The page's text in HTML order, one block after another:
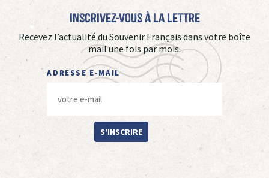
Inscrivez-vous à La Lettre
Recevez l’actualité du Souvenir Français dans votre boîte
mail une fois par mois.
ADRESSE E-MAIL
S'INSCRIRE